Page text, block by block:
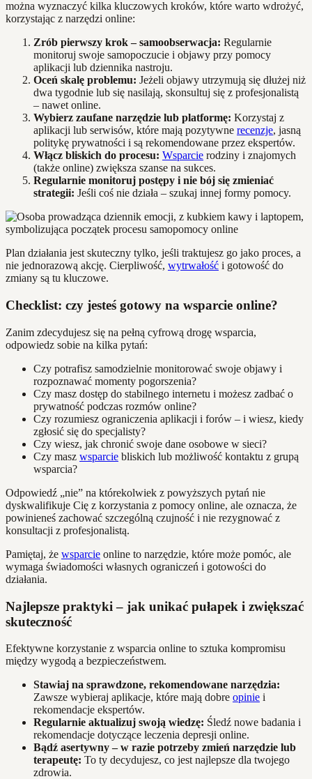
można wyznaczyć kilka kluczowych kroków, które warto wdrożyć,
korzystając z narzędzi online:
Zrób pierwszy krok – samoobserwacja: Regularnie
monitoruj swoje samopoczucie i objawy przy pomocy
aplikacji lub dziennika nastroju.
Oceń skalę problemu: Jeżeli objawy utrzymują się dłużej niż
dwa tygodnie lub się nasilają, skonsultuj się z profesjonalistą
– nawet online.
Wybierz zaufane narzędzie lub platformę: Korzystaj z
aplikacji lub serwisów, które mają pozytywne recenzje, jasną
politykę prywatności i są rekomendowane przez ekspertów.
Włącz bliskich do procesu: Wsparcie rodziny i znajomych
(także online) zwiększa szanse na sukces.
Regularnie monitoruj postępy i nie bój się zmieniać
strategii: Jeśli coś nie działa – szukaj innej formy pomocy.
Plan działania jest skuteczny tylko, jeśli traktujesz go jako proces, a
nie jednorazową akcję. Cierpliwość, wytrwałość i gotowość do
zmiany są tu kluczowe.
Checklist: czy jesteś gotowy na wsparcie online?
Zanim zdecydujesz się na pełną cyfrową drogę wsparcia,
odpowiedz sobie na kilka pytań:
Czy potrafisz samodzielnie monitorować swoje objawy i
rozpoznawać momenty pogorszenia?
Czy masz dostęp do stabilnego internetu i możesz zadbać o
prywatność podczas rozmów online?
Czy rozumiesz ograniczenia aplikacji i forów – i wiesz, kiedy
zgłosić się do specjalisty?
Czy wiesz, jak chronić swoje dane osobowe w sieci?
Czy masz wsparcie bliskich lub możliwość kontaktu z grupą
wsparcia?
Odpowiedź „nie” na którekolwiek z powyższych pytań nie
dyskwalifikuje Cię z korzystania z pomocy online, ale oznacza, że
powinieneś zachować szczególną czujność i nie rezygnować z
konsultacji z profesjonalistą.
Pamiętaj, że wsparcie online to narzędzie, które może pomóc, ale
wymaga świadomości własnych ograniczeń i gotowości do
działania.
Najlepsze praktyki – jak unikać pułapek i zwiększać
skuteczność
Efektywne korzystanie z wsparcia online to sztuka kompromisu
między wygodą a bezpieczeństwem.
Stawiaj na sprawdzone, rekomendowane narzędzia:
Zawsze wybieraj aplikacje, które mają dobre opinie i
rekomendacje ekspertów.
Regularnie aktualizuj swoją wiedzę: Śledź nowe badania i
rekomendacje dotyczące leczenia depresji online.
Bądź asertywny – w razie potrzeby zmień narzędzie lub
terapeutę: To ty decydujesz, co jest najlepsze dla twojego
zdrowia.